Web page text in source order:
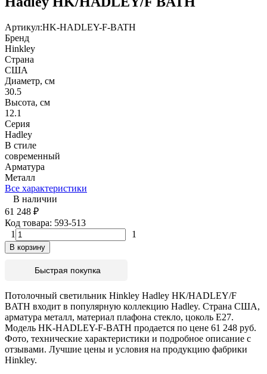
Артикул:HK-HADLEY-F-BATH
Бренд
Hinkley
Страна
США
Диаметр, см
30.5
Высота, см
12.1
Серия
Hadley
В стиле
современный
Арматура
Металл
Все характеристики
В наличии
61 248 ₽
Код товара: 593-513
1
1
В корзину
Быстрая покупка
Потолочный светильник Hinkley Hadley HK/HADLEY/F
BATH входит в популярную коллекцию Hadley. Страна США,
арматура металл, материал плафона стекло, цоколь E27.
Модель HK-HADLEY-F-BATH продается по цене 61 248 руб.
Фото, технические характеристики и подробное описание с
отзывами. Лучшие цены и условия на продукцию фабрики
Hinkley.